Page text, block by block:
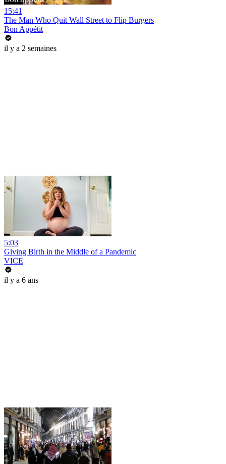
15:41
The Man Who Quit Wall Street to Flip Burgers
Bon Appétit
il y a 2 semaines
5:03
Giving Birth in the Middle of a Pandemic
VICE
il y a 6 ans